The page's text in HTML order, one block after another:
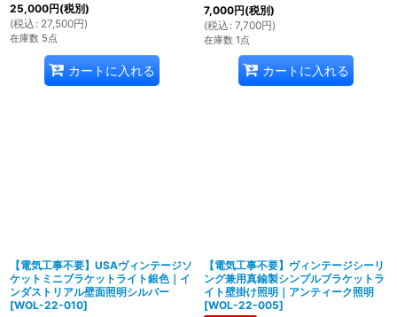
25,000円(税別)
(税込 : 27,500円)
在庫数 5点
カートに入れる
7,000円(税別)
(税込 : 7,700円)
在庫数 1点
カートに入れる
【電気工事不要】USAヴィンテージソ
ケットミニブラケットライト銀色｜イ
ンダストリアル壁面照明シルバー
[WOL-22-010]
【電気工事不要】ヴィンテージシーリ
ング兼用真鍮製シンプルブラケットラ
イト壁掛け照明｜アンティーク照明
[WOL-22-005]